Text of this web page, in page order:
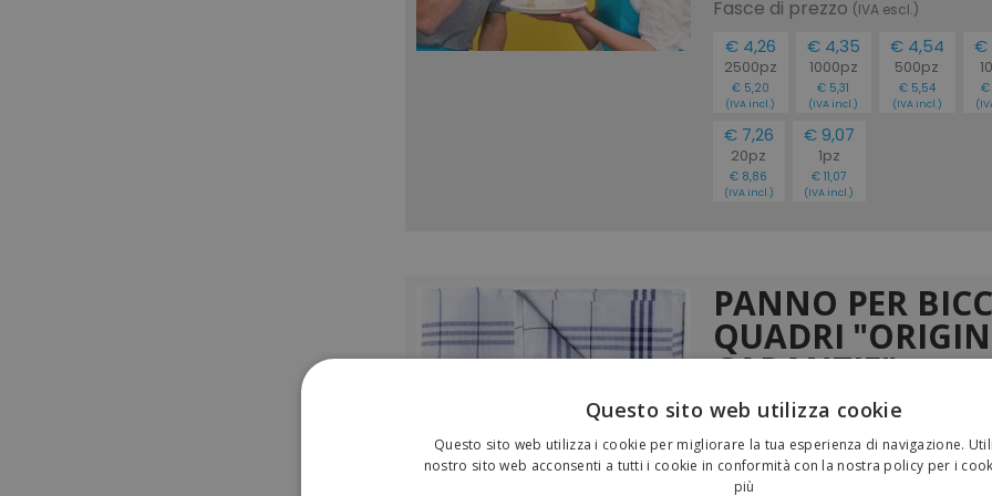
Fasce di prezzo (IVA escl.)
€ 4,26
2500pz
€ 5,20
(IVA incl.)
€ 4,35
1000pz
€ 5,31
(IVA incl.)
€ 4,54
500pz
€ 5,54
(IVA incl.)
€
€
€ 7,26
20pz
€ 8,86
(IVA incl.)
€ 9,07
1pz
€ 11,07
(IVA incl.)
PANNO PER
QUADRI
GARANTIE"
Dimensioni: 80 x 53 cm
Misto cotone/lino:
per stoviglie delicate
Questo sito web utilizza cookie
Questo sito web utilizza i cookie per migliorare la tua esperienza di navigazione.
nostro sito web acconsenti a tutti i cookie in conformità con la nostra policy per i
più